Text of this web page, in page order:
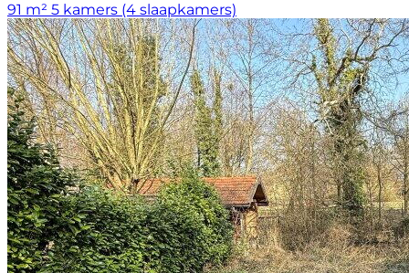
91 m² 5 kamers (4 slaapkamers)